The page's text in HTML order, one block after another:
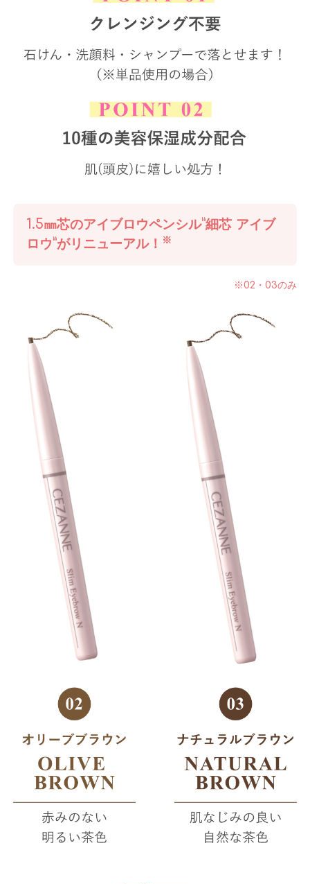
1.5㎜芯のアイブロウペンシル”細芯 アイブ
ロウ”がリニューアル！ ※
※02・03のみ